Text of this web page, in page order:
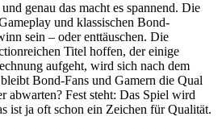
genau das macht es spannend. Die
und klassischen Bond-
sein – oder enttäuschen. Die
Titel hoffen, der einige
aufgeht, wird sich nach dem
Bond-Fans und Gamern die Qual
abwarten? Fest steht: Das Spiel wird
ist ja oft schon ein Zeichen für Qualität.